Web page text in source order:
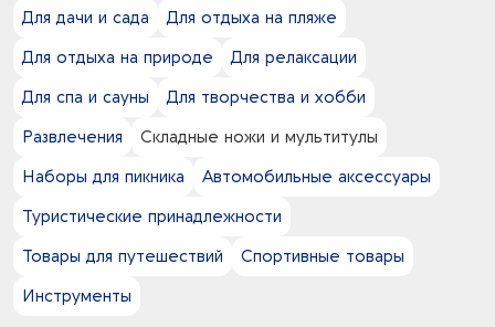
красный - 9
оранжевый - черный 0
оранжевый - 5
3
желтый - 1
серебристый - синий 0
серебристый - черный 0
серый - черный
металл
нейлон
нержавеющая сталь 15
пластик
полиэстер 6
стекловолокно
33
Термотрансфер 17
УФ-печать 16
Флекс
Для дачи и сада
Для отдыха на пляже
Для отдыха на природе
Для релаксации
Для спа и сауны
Для творчества и хобби
Развлечения
Складные ножи и мультитулы
Наборы для пикника
Автомобильные аксессуары
Туристические принадлежности
Товары для путешествий
Спортивные товары
Инструменты